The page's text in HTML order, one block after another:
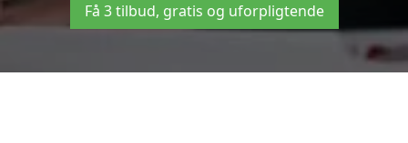
Få 3 tilbud, gratis og uforpligtende